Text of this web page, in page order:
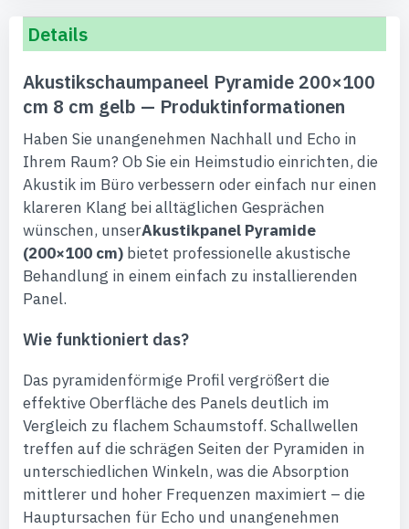
Details
Akustikschaumpaneel Pyramide 200×100
cm 8 cm gelb — Produktinformationen
Haben Sie unangenehmen Nachhall und Echo in
Ihrem Raum? Ob Sie ein Heimstudio einrichten, die
Akustik im Büro verbessern oder einfach nur einen
klareren Klang bei alltäglichen Gesprächen
wünschen, unserAkustikpanel Pyramide
(200×100 cm) bietet professionelle akustische
Behandlung in einem einfach zu installierenden
Panel.
Wie funktioniert das?
Das pyramidenförmige Profil vergrößert die
effektive Oberfläche des Panels deutlich im
Vergleich zu flachem Schaumstoff. Schallwellen
treffen auf die schrägen Seiten der Pyramiden in
unterschiedlichen Winkeln, was die Absorption
mittlerer und hoher Frequenzen maximiert – die
Hauptursachen für Echo und unangenehmen